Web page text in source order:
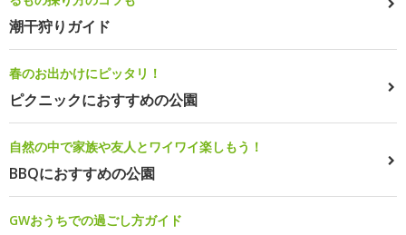
潮干狩りガイド
春のお出かけにピッタリ！
ピクニックにおすすめの公園
自然の中で家族や友人とワイワイ楽しもう！
BBQにおすすめの公園
GWおうちでの過ごし方ガイド